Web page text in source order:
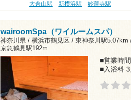
大倉山駅
新横浜駅 妙蓮寺駅
wairoomSpa（ワイルームスパ）
神奈川県 / 横浜市鶴見区 / 東神奈川駅5.07km
京急鶴見駅192m
■営業時
■入浴料